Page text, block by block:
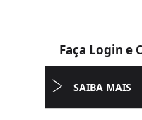
Faça Login e
SAIBA MAIS